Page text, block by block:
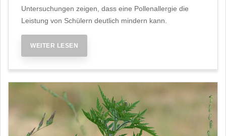
Untersuchungen zeigen, dass eine Pollenallergie die
Leistung von Schülern deutlich mindern kann.
WEITER LESEN